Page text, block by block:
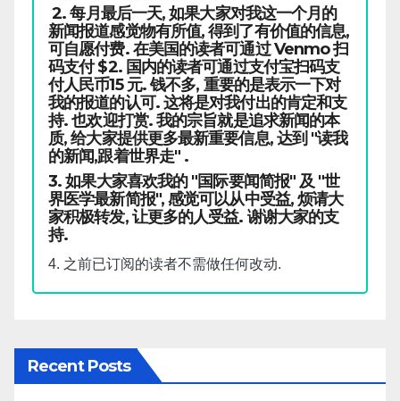
2. 每月最后一天, 如果大家对我这一个月的
新闻报道感觉物有所值, 得到了有价值的信息,
可自愿付费. 在美国的读者可通过 Venmo 扫
码支付 $2. 国内的读者可通过支付宝扫码支
付人民币15 元. 钱不多, 重要的是表示一下对
我的报道的认可. 这将是对我付出的肯定和支
持. 也欢迎打赏. 我的宗旨就是追求新闻的本
质, 给大家提供更多最新重要信息, 达到 "读我
的新闻,跟着世界走" .
3. 如果大家喜欢我的 "国际要闻简报" 及 "世
界医学最新简报", 感觉可以从中受益, 烦请大
家积极转发, 让更多的人受益. 谢谢大家的支
持.
4. 之前已订阅的读者不需做任何改动.
Recent Posts